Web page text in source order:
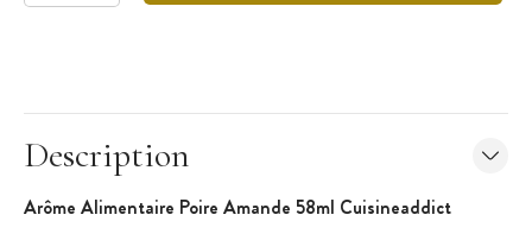
Description
Arôme Alimentaire Poire Amande 58ml Cuisineaddict